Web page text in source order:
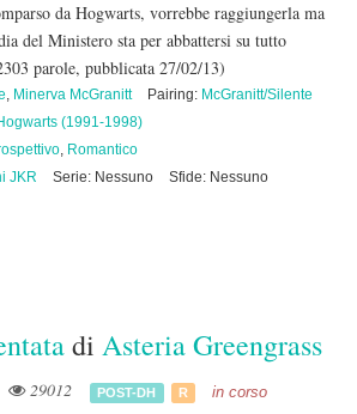
da Hogwarts, vorrebbe raggiungerla ma
del Ministero sta per abbattersi su tutto
parole, pubblicata 27/02/13)
, Minerva McGranitt Pairing: McGranitt/Silente
(1991-1998)
, Romantico
JKR Serie: Nessuno
Sfide: Nessuno
di Asteria Greengrass
29012 POST-DH R in corso